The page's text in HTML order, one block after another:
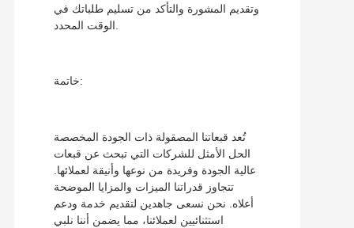
وتقديم المشورة والتأكد من تسليم طلباتك في
خاتمة:
تُعد قبعاتنا المصقولة ذات الجودة المخصصة
الحل الأمثل للشركات التي تبحث عن قبعات
عالية الجودة وفريدة من نوعها وأنيقة لعملائها.
تتجاوز قدراتنا الميزات والمزايا الموضحة
أعلاه. نحن نسعى جاهدين لتقديم خدمة ودعم
استثنائيين لعملائنا، مما يضمن أننا نلبي